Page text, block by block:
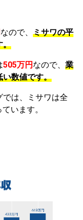
なので、 ミサワの平
。
505万円 なので、 業
い数値です。
は、ミサワは全
います。